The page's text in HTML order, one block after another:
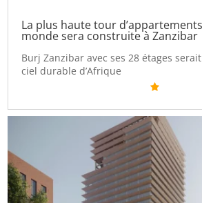
La plus haute tour
monde sera construite à Zanzibar
Burj Zanzibar avec ses 28 étages
ciel durable d’Afrique